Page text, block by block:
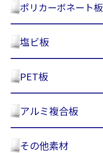
ポリカーボネート板
塩ビ板
PET板
アルミ複合板
その他素材